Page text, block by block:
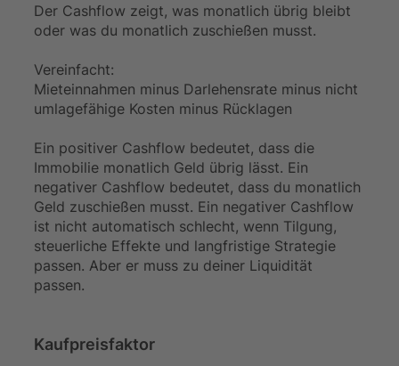
Der Cashflow zeigt, was monatlich übrig bleibt
oder was du monatlich zuschießen musst.
Vereinfacht:
Mieteinnahmen minus Darlehensrate minus nicht
umlagefähige Kosten minus Rücklagen
Ein positiver Cashflow bedeutet, dass die
Immobilie monatlich Geld übrig lässt. Ein
negativer Cashflow bedeutet, dass du monatlich
Geld zuschießen musst. Ein negativer Cashflow
ist nicht automatisch schlecht, wenn Tilgung,
steuerliche Effekte und langfristige Strategie
passen. Aber er muss zu deiner Liquidität
passen.
Kaufpreisfaktor